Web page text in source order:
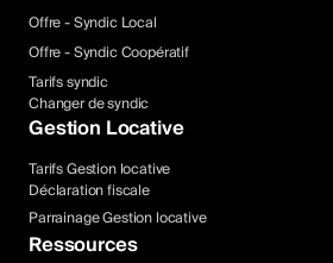
Offre - Syndic Local
Offre - Syndic Coopératif
Tarifs syndic
Changer de syndic
Gestion Locative
Tarifs Gestion locative
Déclaration fiscale
Parrainage Gestion locative
Ressources